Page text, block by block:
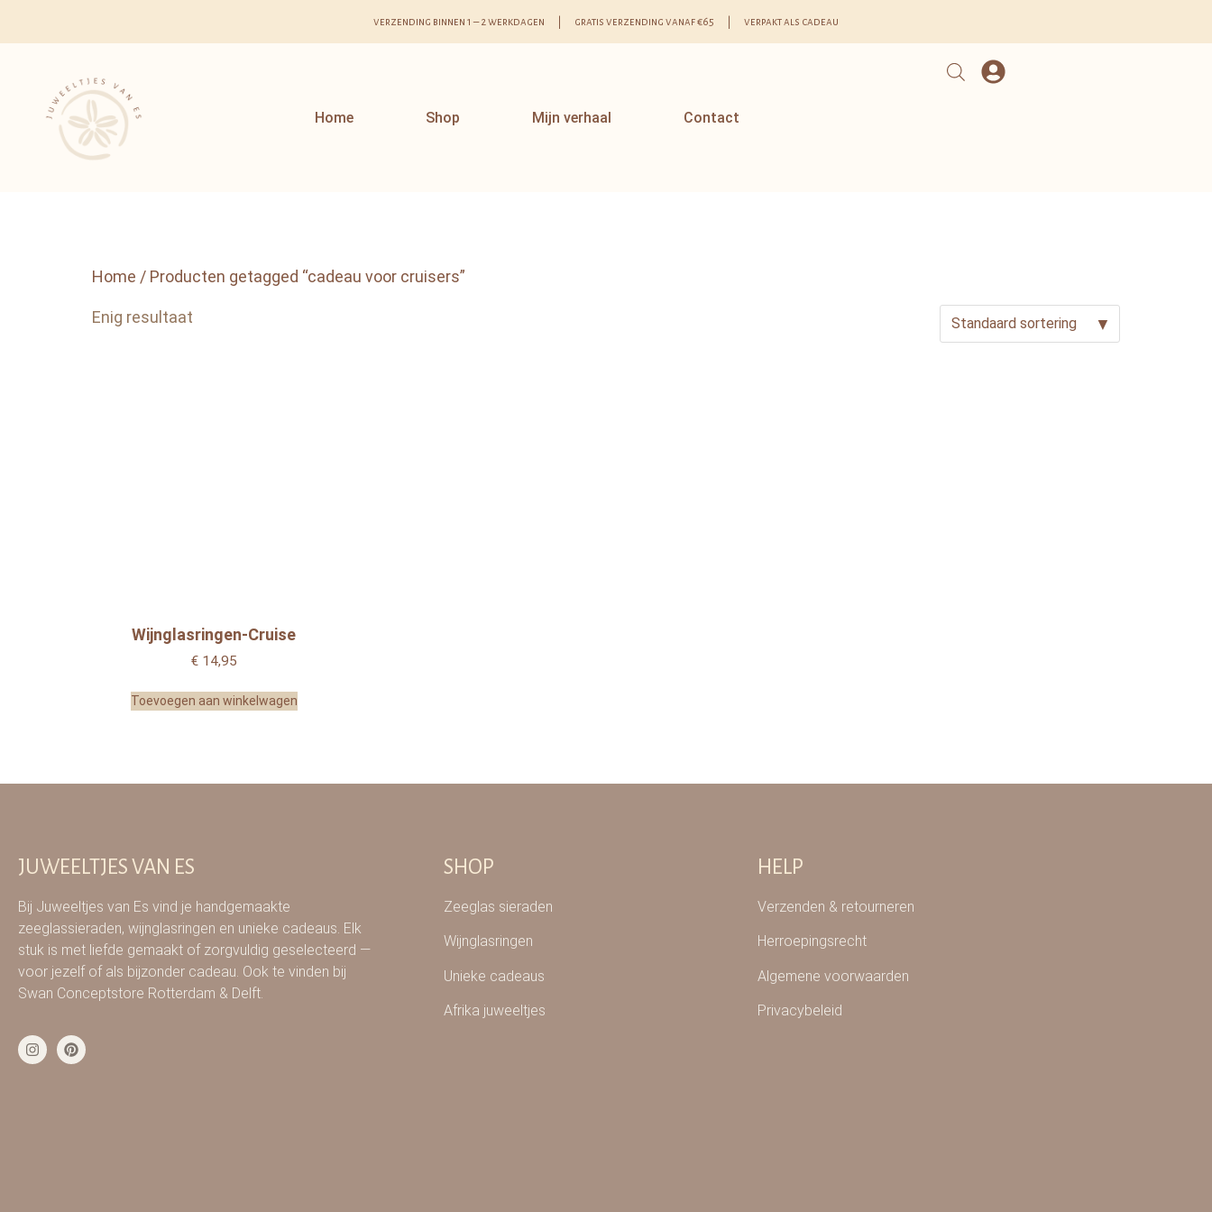
verzending binnen 1 – 2 werkdagen | gratis verzending vanaf €65 | verpakt als cadeau
Home Shop Mijn verhaal Contact
Home / Producten getagged “cadeau voor cruisers”
Enig resultaat
Wijnglasringen-Cruise
€14,95
Toevoegen aan winkelwagen
JUWEELTJES VAN ES
Bij Juweeltjes van Es vind je handgemaakte
zeeglassieraden, wijnglasringen en unieke cadeaus. Elk
stuk is met liefde gemaakt of zorgvuldig geselecteerd —
voor jezelf of als bijzonder cadeau. Ook te vinden bij
Swan Conceptstore Rotterdam & Delft.
SHOP
Zeeglas sieraden
Wijnglasringen
Unieke cadeaus
Afrika juweeltjes
HELP
Verzenden & retourneren
Herroepingsrecht
Algemene voorwaarden
Privacybeleid